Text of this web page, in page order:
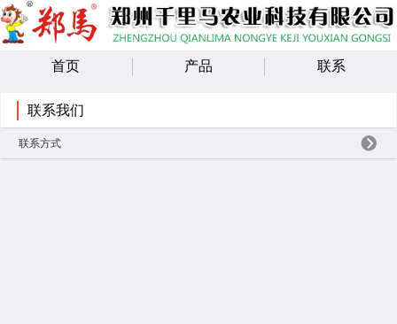
首页 产品 联系
联系我们
联系方式